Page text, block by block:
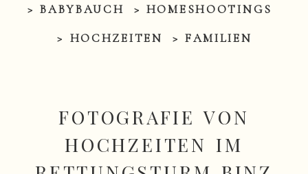
> BABYBAUCH
> HOMESHOOTINGS
> HOCHZEITEN
> FAMILIEN
FOTOGRAFIE VON
HOCHZEITEN IM